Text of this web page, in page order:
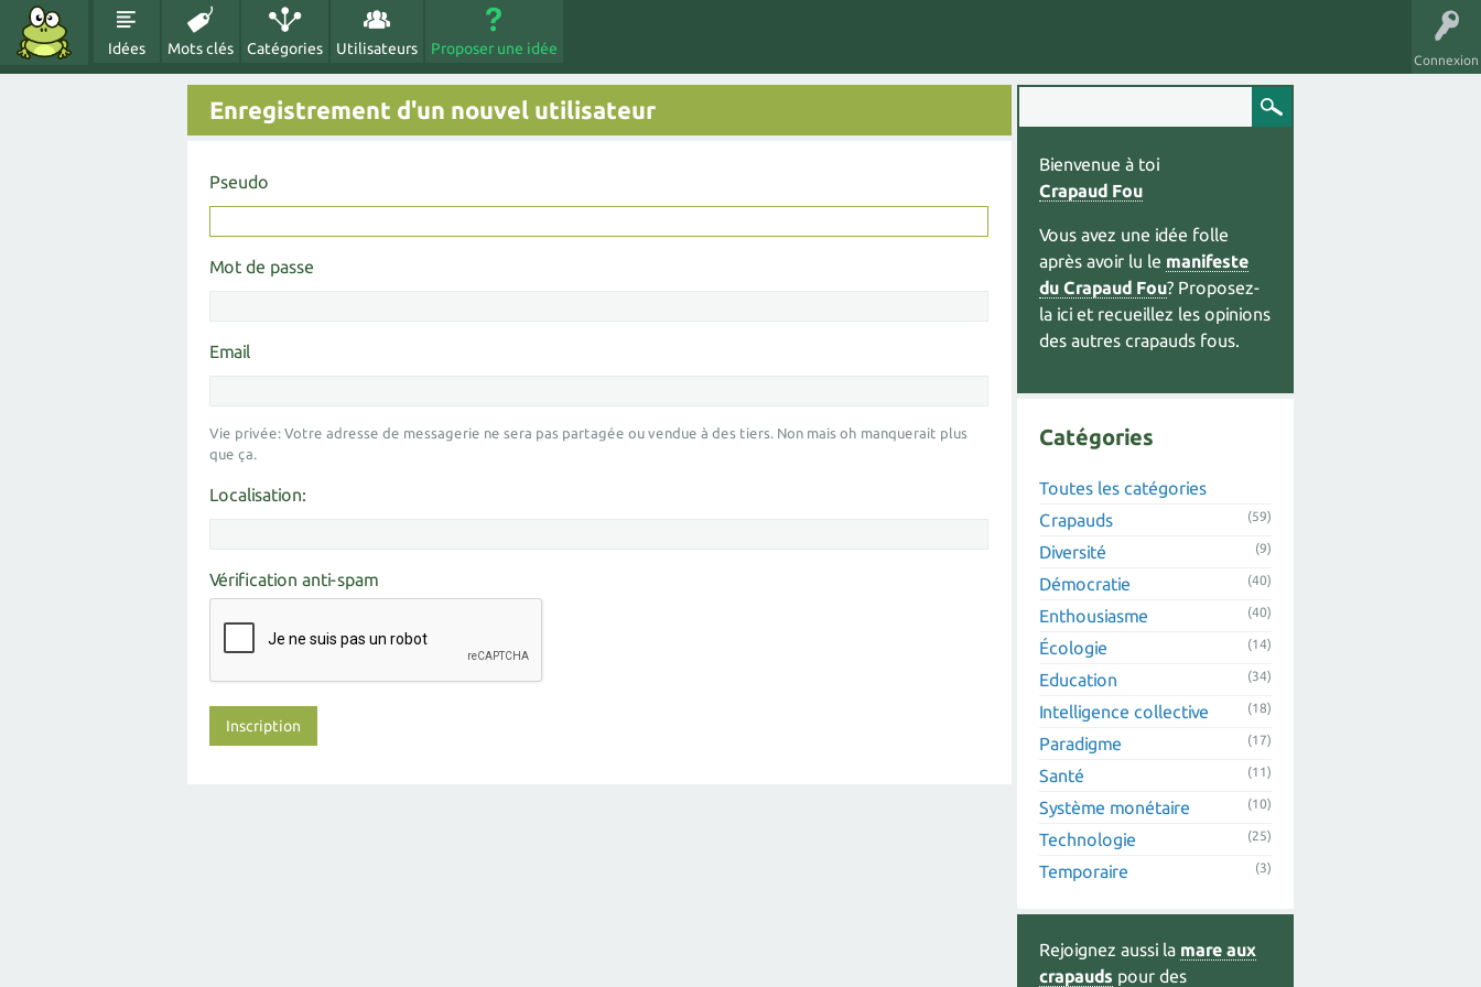
Connexion
Idées Mots clés Catégories Utilisateurs Proposer une idée
Enregistrement d'un nouvel utilisateur
Pseudo
Mot de passe
Email
Vie privée: Votre adresse de messagerie ne sera pas partagée ou vendue à des tiers. Non mais oh manquerait plus
que ça.
Localisation:
Vérification anti-spam
Bienvenue à toi
Crapaud Fou
Vous avez une idée folle
après avoir lu le manifeste
du Crapaud Fou? Proposez-
la ici et recueillez les opinions
des autres crapauds fous.
Catégories
Toutes les catégories
Crapauds
(59)
Diversité (9)
Démocratie (40)
Enthousiasme (40)
Écologie (14)
Education (34)
Intelligence collective (18)
Paradigme (17)
Santé (11)
Système monétaire (10)
Technologie (25)
Temporaire (3)
Rejoignez aussi la mare aux
crapauds pour des